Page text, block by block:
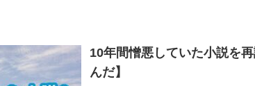
10年間憎悪していた小説を
んだ】